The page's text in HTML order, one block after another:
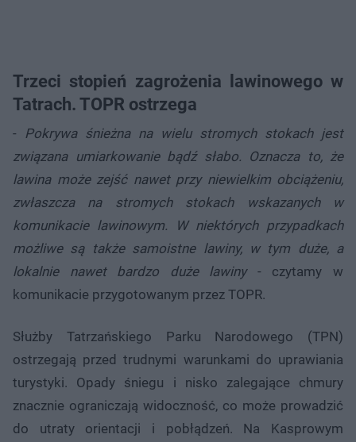
Trzeci stopień zagrożenia lawinowego w
Tatrach. TOPR ostrzega
- Pokrywa śnieżna na wielu stromych stokach jest
związana umiarkowanie bądź słabo. Oznacza to, że
lawina może zejść nawet przy niewielkim obciążeniu,
zwłaszcza na stromych stokach wskazanych w
komunikacie lawinowym. W niektórych przypadkach
możliwe są także samoistne lawiny, w tym duże, a
lokalnie nawet bardzo duże lawiny- czytamy w
komunikacie przygotowanym przez TOPR.
Służby Tatrzańskiego Parku Narodowego (TPN)
ostrzegają przed trudnymi warunkami do uprawiania
turystyki. Opady śniegu i nisko zalegające chmury
znacznie ograniczają widoczność, co może prowadzić
do utraty orientacji i pobłądzeń. Na Kasprowym